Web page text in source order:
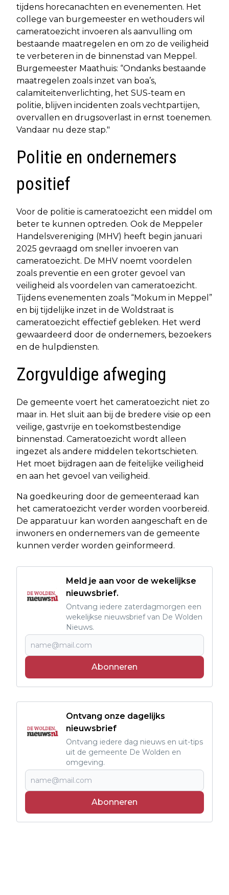
tijdens horecanachten en evenementen. Het
college van burgemeester en wethouders wil
cameratoezicht invoeren als aanvulling om
bestaande maatregelen en om zo de veiligheid
te verbeteren in de binnenstad van Meppel.
Burgemeester Maathuis: “Ondanks bestaande
maatregelen zoals inzet van boa’s,
calamiteitenverlichting, het SUS-team en
politie, blijven incidenten zoals vechtpartijen,
overvallen en drugsoverlast in ernst toenemen.
Vandaar nu deze stap."
Politie en ondernemers
positief
Voor de politie is cameratoezicht een middel om
beter te kunnen optreden. Ook de Meppeler
Handelsvereniging (MHV) heeft begin januari
2025 gevraagd om sneller invoeren van
cameratoezicht. De MHV noemt voordelen
zoals preventie en een groter gevoel van
veiligheid als voordelen van cameratoezicht.
Tijdens evenementen zoals “Mokum in Meppel”
en bij tijdelijke inzet in de Woldstraat is
cameratoezicht effectief gebleken. Het werd
gewaardeerd door de ondernemers, bezoekers
en de hulpdiensten.
Zorgvuldige afweging
De gemeente voert het cameratoezicht niet zo
maar in. Het sluit aan bij de bredere visie op een
veilige, gastvrije en toekomstbestendige
binnenstad. Cameratoezicht wordt alleen
ingezet als andere middelen tekortschieten.
Het moet bijdragen aan de feitelijke veiligheid
en aan het gevoel van veiligheid.
Na goedkeuring door de gemeenteraad kan
het cameratoezicht verder worden voorbereid.
De apparatuur kan worden aangeschaft en de
inwoners en ondernemers van de gemeente
kunnen verder worden geïnformeerd.
Meld je aan voor de wekelijkse
nieuwsbrief.
Ontvang iedere zaterdagmorgen een
wekelijkse nieuwsbrief van De Wolden
Nieuws.
Abonneren
Ontvang onze dagelijks
nieuwsbrief
Ontvang iedere dag nieuws en uit-tips
uit de gemeente De Wolden en
omgeving.
Abonneren